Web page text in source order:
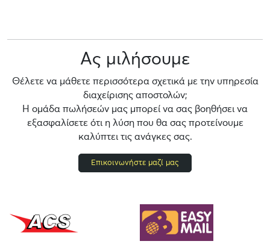
Ας μιλήσουμε
Θέλετε να μάθετε περισσότερα σχετικά με την υπηρεσία
διαχείρισης αποστολών;
Η ομάδα πωλήσεών μας μπορεί να σας βοηθήσει να
εξασφαλίσετε ότι η λύση που θα σας προτείνουμε
καλύπτει τις ανάγκες σας.
Επικοινωνήστε μαζί μας